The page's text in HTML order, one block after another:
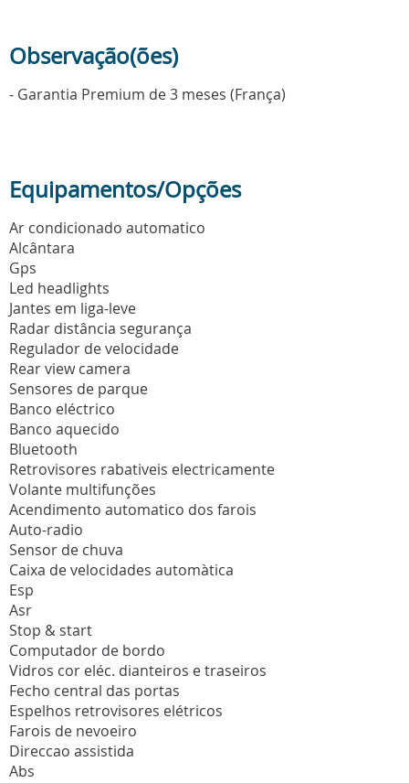
Observação(ões)
- Garantia Premium de 3 meses (França)
Equipamentos/Opções
Ar condicionado automatico
Alcântara
Gps
Led headlights
Jantes em liga-leve
Radar distância segurança
Regulador de velocidade
Rear view camera
Sensores de parque
Banco eléctrico
Banco aquecido
Bluetooth
Retrovisores rabativeis electricamente
Volante multifunções
Acendimento automatico dos farois
Auto-radio
Sensor de chuva
Caixa de velocidades automàtica
Esp
Asr
Stop & start
Computador de bordo
Vidros cor eléc. dianteiros e traseiros
Fecho central das portas
Espelhos retrovisores elétricos
Farois de nevoeiro
Direccao assistida
Abs